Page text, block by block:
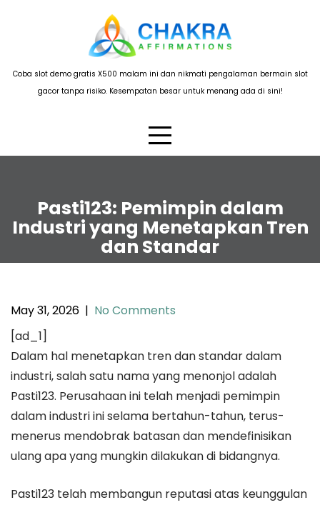
Coba slot demo gratis X500 malam ini dan nikmati pengalaman bermain slot
gacor tanpa risiko. Kesempatan besar untuk menang ada di sini!
Pasti123: Pemimpin dalam
Industri yang Menetapkan Tren
dan Standar
May 31, 2026 | No Comments
[ad_1]
Dalam hal menetapkan tren dan standar dalam
industri, salah satu nama yang menonjol adalah
Pasti123. Perusahaan ini telah menjadi pemimpin
dalam industri ini selama bertahun-tahun, terus-
menerus mendobrak batasan dan mendefinisikan
ulang apa yang mungkin dilakukan di bidangnya.
Pasti123 telah membangun reputasi atas keunggulan